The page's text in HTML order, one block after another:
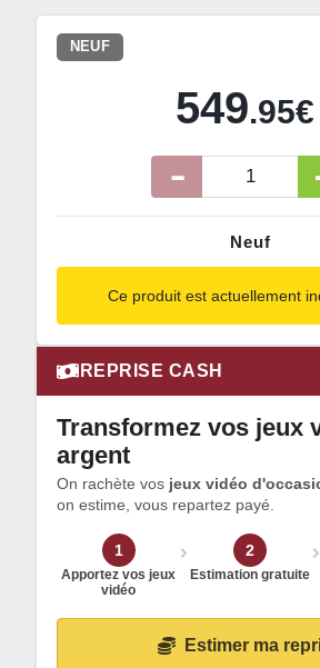
NEUF
549.95€
Neuf
Ce produit est actuellement
REPRISE CASH
Transformez vos jeux
argent
On rachète vos jeux vidéo
on estime, vous repartez payé.
1
Apportez vos jeux
vidéo
2
Estimation gratuite
Estimer ma